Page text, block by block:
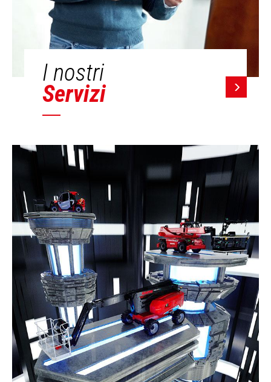
I nostri
Servizi